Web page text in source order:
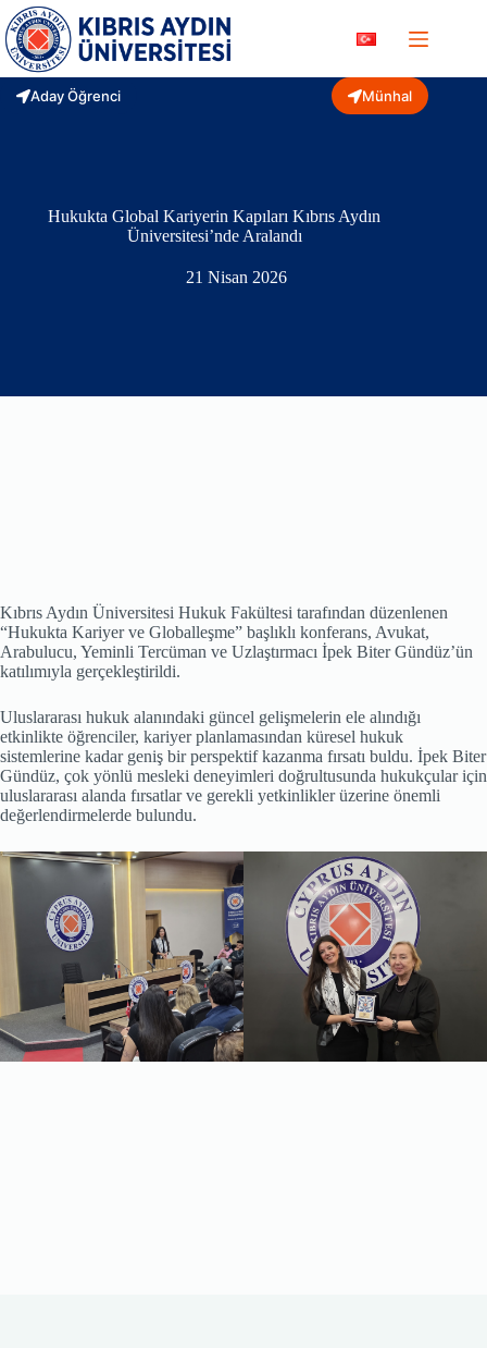
Skip
to
content
Aday Öğrenci Münhal
Hukukta Global Kariyerin Kapıları Kıbrıs Aydın
Üniversitesi’nde Aralandı
21 Nisan 2026
Kıbrıs Aydın Üniversitesi Hukuk Fakültesi tarafından düzenlenen
“Hukukta Kariyer ve Globalleşme” başlıklı konferans, Avukat,
Arabulucu, Yeminli Tercüman ve Uzlaştırmacı İpek Biter Gündüz’ün
katılımıyla gerçekleştirildi.
Uluslararası hukuk alanındaki güncel gelişmelerin ele alındığı
etkinlikte öğrenciler, kariyer planlamasından küresel hukuk
sistemlerine kadar geniş bir perspektif kazanma fırsatı buldu. İpek Biter
Gündüz, çok yönlü mesleki deneyimleri doğrultusunda hukukçular için
uluslararası alanda fırsatlar ve gerekli yetkinlikler üzerine önemli
değerlendirmelerde bulundu.